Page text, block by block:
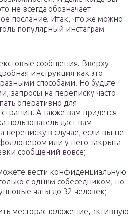
не всегда обозначает
послание. Итак, что же можно
популярный инстаграм
сообщения. Вверху
инструкция как это
способами. Но будьте
запросы на переписку часто
оперативно для
А также вам придется
пользователь даст вам
переписку в случае, если вы не
или у него закрыта
сообщений вовсе;
вести конфиденциальную
с одним собеседником, но
чаты до 32 человек;
месторасположение, активную